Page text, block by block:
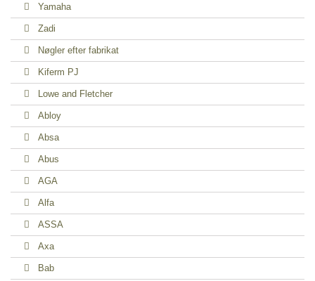
Yamaha
Zadi
Nøgler efter fabrikat
Kiferm PJ
Lowe and Fletcher
Abloy
Absa
Abus
AGA
Alfa
ASSA
Axa
Bab